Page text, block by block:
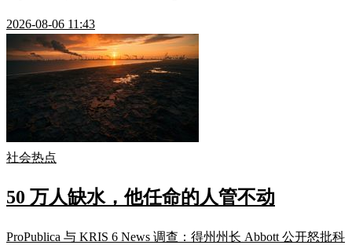
2026-08-06 11:43
社会热点
50 万人缺水，他任命的人管不动
ProPublica 与 KRIS 6 News 调查：得州州长 Abbott 公开怒批科